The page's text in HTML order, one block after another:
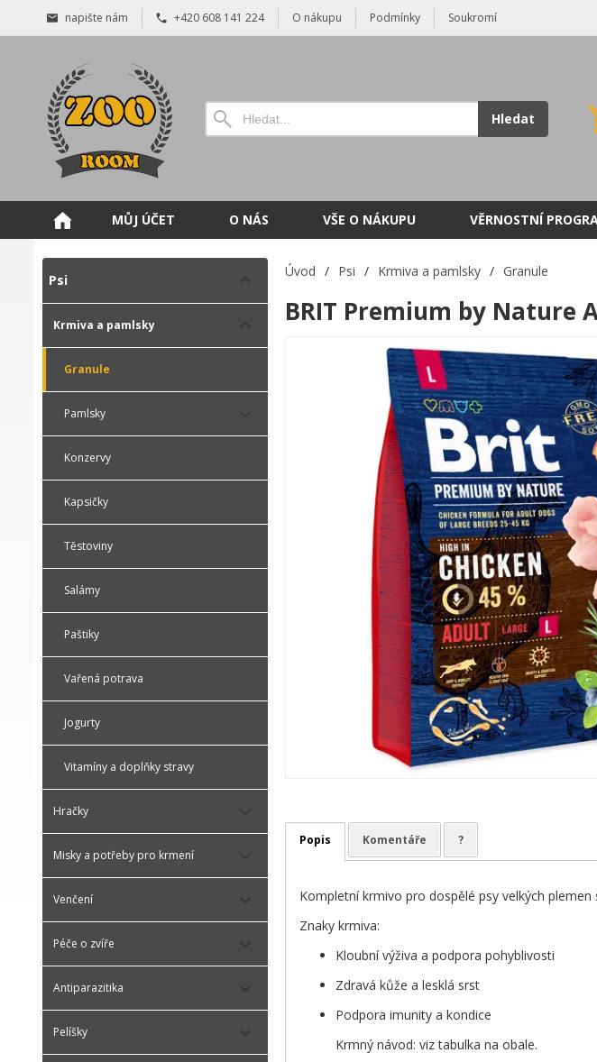
napište nám +420 608 141 224 O nákupu Podmínky Soukromí
Hledat
MŮJ ÚČET O NÁS VŠE O NÁKUPU VĚRNOSTNÍ
Psi
Krmiva a pamlsky
Granule
Pamlsky
Konzervy
Kapsičky
Těstoviny
Salámy
Paštiky
Vařená potrava
Jogurty
Vitamíny a doplňky stravy
Hračky
Misky a potřeby pro krmení
Venčení
Péče o zvíře
Antiparazitika
Pelíšky
Úvod / Psi / Krmiva a pamlsky / Granule
BRIT Premium by Nature
Popis Komentáře ?
Kompletní krmivo pro dospělé psy velkých
Znaky krmiva:
Kloubní výživa a podpora pohyblivosti
Zdravá kůže a lesklá srst
Podpora imunity a kondice
Krmný návod: viz tabulka na obale.